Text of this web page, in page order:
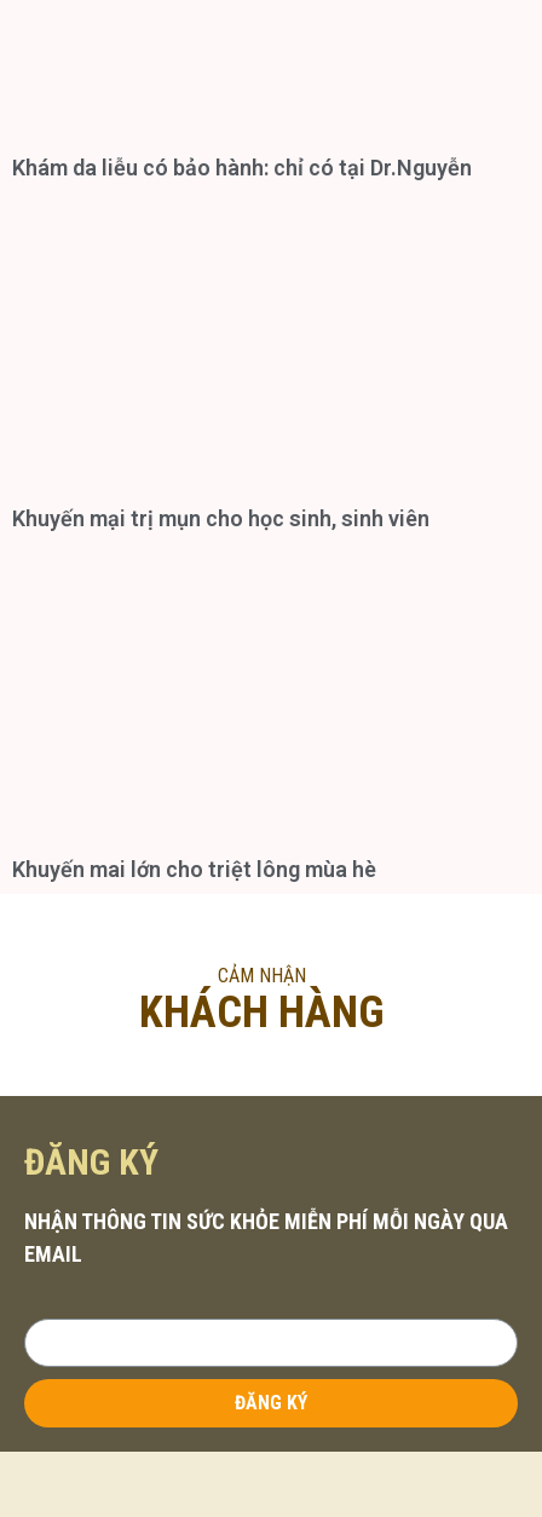
Khám da liễu có bảo hành: chỉ có tại Dr.Nguyễn
Khuyến mại trị mụn cho học sinh, sinh viên
Khuyến mai lớn cho triệt lông mùa hè
CẢM NHẬN
KHÁCH HÀNG
ĐĂNG KÝ
NHẬN THÔNG TIN SỨC KHỎE MIỄN PHÍ MỖI NGÀY QUA
EMAIL
ĐĂNG KÝ